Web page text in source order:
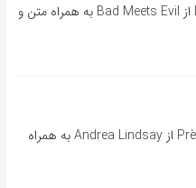
آهنگ انگلیسی Lighters از Bad Meets Evil به همراه متن و
آهنگ فرانسوی Près de toi از Andrea Lindsay به همراه